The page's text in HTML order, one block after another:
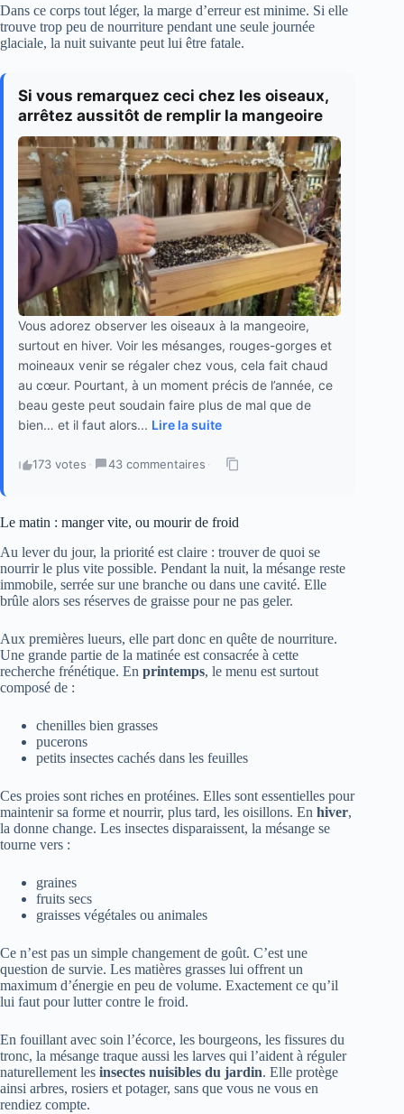
Dans ce corps tout léger, la marge d’erreur est minime. Si elle
trouve trop peu de nourriture pendant une seule journée
glaciale, la nuit suivante peut lui être fatale.
Si vous remarquez ceci chez les oiseaux,
arrêtez aussitôt de remplir la mangeoire
Vous adorez observer les oiseaux à la mangeoire,
surtout en hiver. Voir les mésanges, rouges-gorges et
moineaux venir se régaler chez vous, cela fait chaud
au cœur. Pourtant, à un moment précis de l’année, ce
beau geste peut soudain faire plus de mal que de
bien… et il faut alors... Lire la suite
173 votes · 43 commentaires ·
Le matin : manger vite, ou mourir de froid
Au lever du jour, la priorité est claire : trouver de quoi se
nourrir le plus vite possible. Pendant la nuit, la mésange reste
immobile, serrée sur une branche ou dans une cavité. Elle
brûle alors ses réserves de graisse pour ne pas geler.
Aux premières lueurs, elle part donc en quête de nourriture.
Une grande partie de la matinée est consacrée à cette
recherche frénétique. En printemps, le menu est surtout
composé de :
chenilles bien grasses
pucerons
petits insectes cachés dans les feuilles
Ces proies sont riches en protéines. Elles sont essentielles pour
maintenir sa forme et nourrir, plus tard, les oisillons. En hiver,
la donne change. Les insectes disparaissent, la mésange se
tourne vers :
graines
fruits secs
graisses végétales ou animales
Ce n’est pas un simple changement de goût. C’est une
question de survie. Les matières grasses lui offrent un
maximum d’énergie en peu de volume. Exactement ce qu’il
lui faut pour lutter contre le froid.
En fouillant avec soin l’écorce, les bourgeons, les fissures du
tronc, la mésange traque aussi les larves qui l’aident à réguler
naturellement les insectes nuisibles du jardin. Elle protège
ainsi arbres, rosiers et potager, sans que vous ne vous en
rendiez compte.